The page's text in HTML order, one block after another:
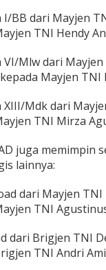
M
e
h
i
k
a
n
e
m
i
B
a
I/BB dari Mayjen
TNI Hendy
VI/Mlw dari
Mayjen TNI
XIII/Mdk dari
TNI Mirza
juga memimpin
lainnya:
dari Mayjen
TNI
dari Brigjen TNI
TNI Andri